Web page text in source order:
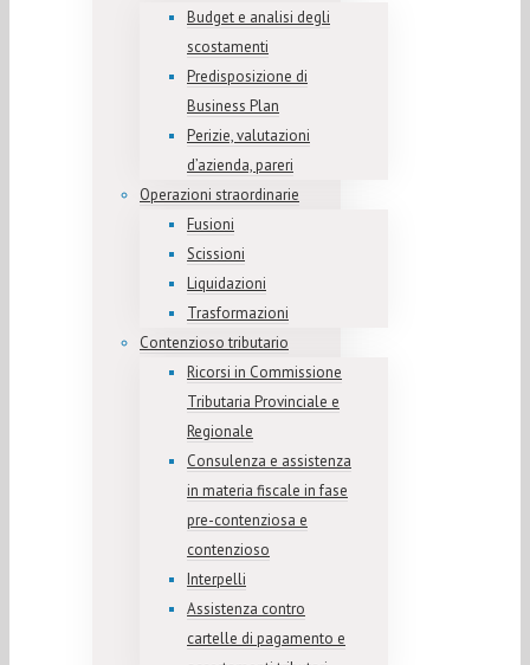
Budget e analisi degli
scostamenti
Predisposizione di
Business Plan
Perizie, valutazioni
d’azienda, pareri
Operazioni straordinarie
Fusioni
Scissioni
Liquidazioni
Trasformazioni
Contenzioso tributario
Ricorsi in Commissione
Tributaria Provinciale e
Regionale
Consulenza e assistenza
in materia fiscale in fase
pre-contenziosa e
contenzioso
Interpelli
Assistenza contro
cartelle di pagamento e